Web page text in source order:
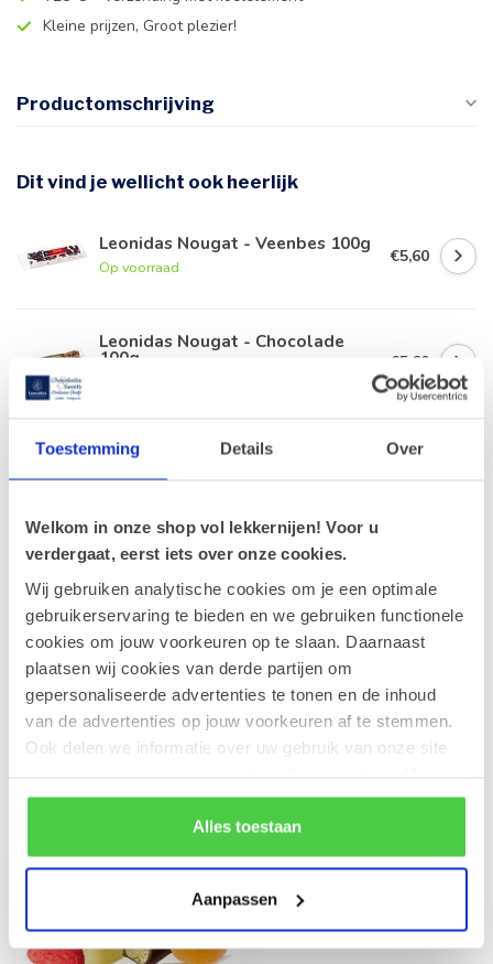
Toestemming Details Over
Welkom in onze shop vol lekkernijen! Voor u
verdergaat, eerst iets over onze cookies.
Wij gebruiken analytische cookies om je een optimale
gebruikerservaring te bieden en we gebruiken functionele
cookies om jouw voorkeuren op te slaan. Daarnaast
plaatsen wij cookies van derde partijen om
gepersonaliseerde advertenties te tonen en de inhoud
van de advertenties op jouw voorkeuren af te stemmen.
Ook delen we informatie over uw gebruik van onze site
rekening mee dat als je bepaalde cookies blokkeert, het
de correcte werking van de website kan verstoren.
Alles toestaan
Aanpassen
Kleine prijzen, Groot plezier!
Productomschrijving
Dit vind je wellicht ook heerlijk
Leonidas Nougat - Veenbes 100g
Op voorraad
€5,60
Leonidas Nougat - Chocolade
100g €5,60
Leonidas Nougat - Amandel 75g
Op voorraad
Leonidas Amandelkoekjes met
chocolade
Op voorraad
Leonidas Zakje Marsepein
Aardbei (10 stuks)
Op voorraad
Recent bekeken